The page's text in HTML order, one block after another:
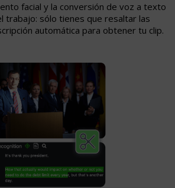
facial y la conversión de voz a texto
trabajo: sólo tienes que resaltar las
automática para obtener tu clip.